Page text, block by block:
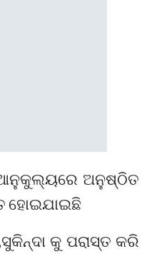
ଆନୁକୁଲ୍ୟରେ ଅନୁଷ୍ଠିତ
ହୋଇଯାଇଛି
କୁ ପରାସ୍ତ କରି